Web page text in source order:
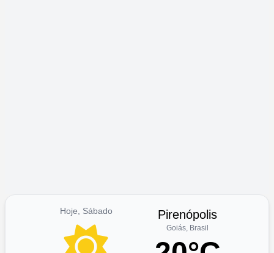
Hoje, Sábado Pirenópolis
Goiás, Brasil